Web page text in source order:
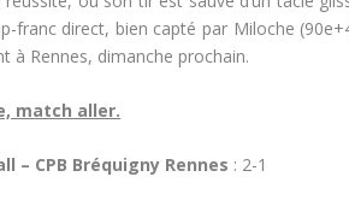
franc direct, bien capté par Miloche
à Rennes, dimanche prochain.
match aller.
– CPB Bréquigny Rennes : 2-1